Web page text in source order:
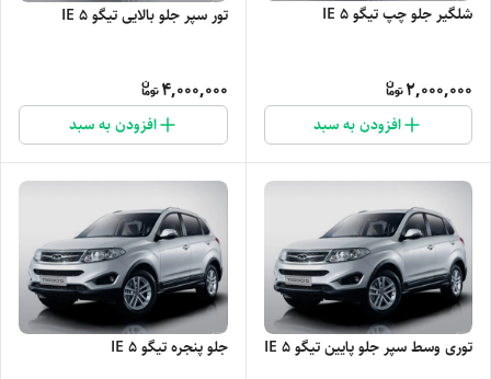
شلگیر جلو چپ تیگو 5 IE
2,000,000
افزودن به سبد
تور سپر جلو بالایی تیگو 5 IE
4,000,000
افزودن به سبد
توری وسط سپر جلو پایین تیگو 5 IE جلو پنجره تیگو 5 IE